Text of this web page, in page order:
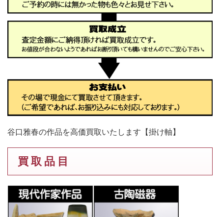
谷口雅春の作品を高価買取いたします【掛け軸】
買 取 品 目